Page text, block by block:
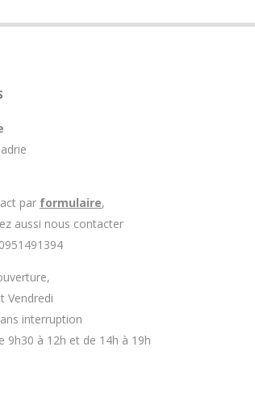
par formulaire,
aussi nous contacter
Vendredi
interruption
9h30 à 12h et de 14h à 19h